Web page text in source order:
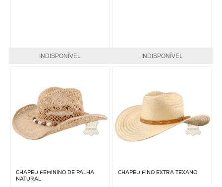
INDISPONÍVEL INDISPONÍVEL
CHAPÉU FEMININO DE PALHA
NATURAL
CHAPÉU FINO EXTRA TEXANO